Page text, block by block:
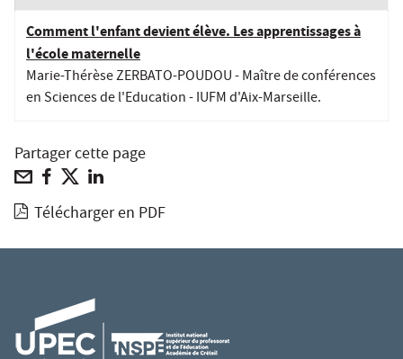
Comment l'enfant devient élève. Les apprentissages à
l'école maternelle
Marie-Thérèse ZERBATO-POUDOU - Maître de conférences
en Sciences de l'Education - IUFM d'Aix-Marseille.
Partager cette page
Télécharger en PDF